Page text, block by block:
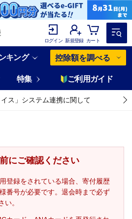
ログイン 新規登録 カート
キング 控除額を調べる
特集 ご利用ガイド
イス」システム連携に関して
にご確認ください
登録をされている場合、寄付履歴
番号が必要です。退会時まで必ず
い。